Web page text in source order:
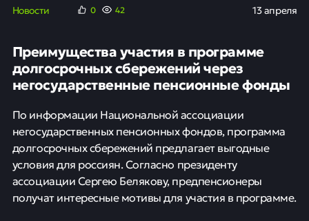
Новости 0 42 13 апреля
Преимущества участия в программе
долгосрочных сбережений через
негосударственные пенсионные фонды
По информации Национальной ассоциации
негосударственных пенсионных фондов, программа
долгосрочных сбережений предлагает выгодные
условия для россиян. Согласно президенту
ассоциации Сергею Белякову, предпенсионеры
получат интересные мотивы для участия в программе.